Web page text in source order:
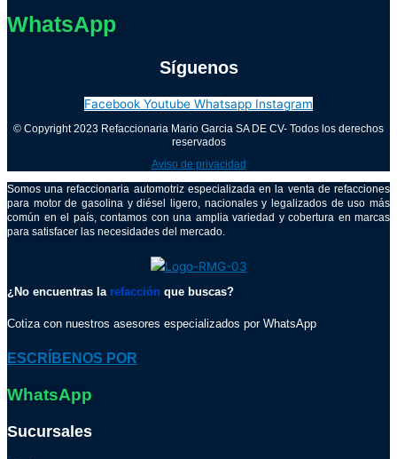
WhatsApp
Síguenos
Facebook Youtube Whatsapp Instagram
© Copyright 2023 Refaccionaria Mario Garcia SA DE CV- Todos los derechos
reservados
Aviso de privacidad
Somos una refaccionaria automotriz especializada en la venta de refacciones
para motor de gasolina y diésel ligero, nacionales y legalizados de uso más
común en el país, contamos con una amplia variedad y cobertura en marcas
para satisfacer las necesidades del mercado.
¿No encuentras la refacción que buscas?
Cotiza con nuestros asesores especializados por WhatsApp
ESCRÍBENOS POR
WhatsApp
Sucursales